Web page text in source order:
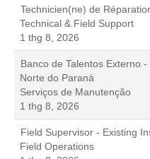
Technicien(ne) de
Technical & Field Support
1 thg 8, 2026
Banco de Talentos Externo
Norte do Paraná
Serviços de Manutenção
1 thg 8, 2026
Field Supervisor - Existing
Field Operations